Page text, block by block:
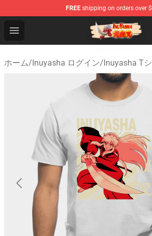
FREE shipping on orders over
Open menu
Inuyasha Store - Official Inuyasha
ホーム/Inuyasha ログイン/Inuyasha T